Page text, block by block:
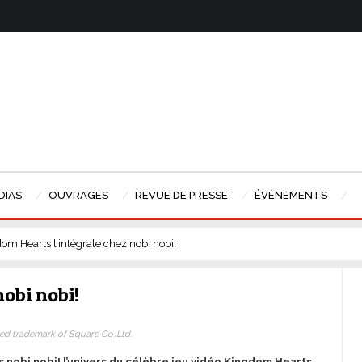
OUVRAGES REVUE DE PRESSE ÉVÈNEMENTS
Hearts l’intégrale chez nobi nobi!
nobi!
trademark of Square Co.,Ltd.